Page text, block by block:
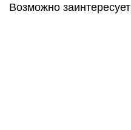
Возможно заинтересует